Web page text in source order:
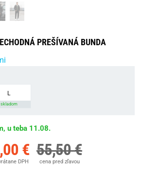
PREŠÍVANÁ BUNDA
L
skladom
u teba 11.08.
€
DPH
55,50 €
cena pred zľavou